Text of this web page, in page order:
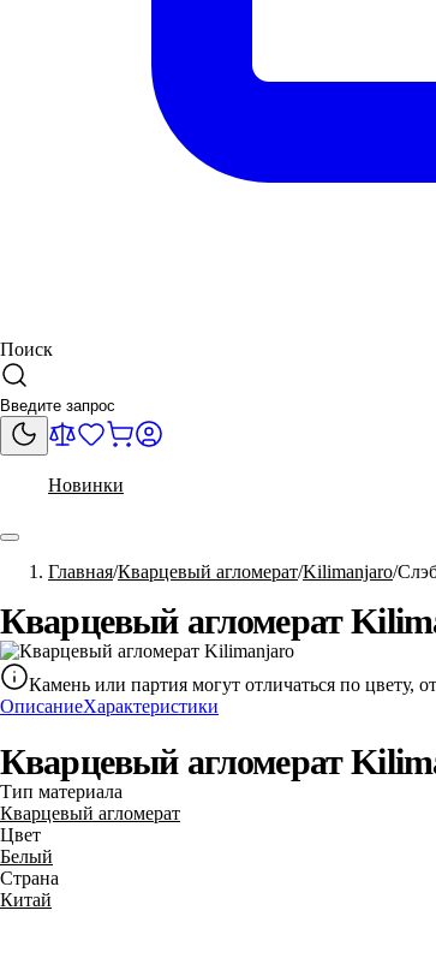
Поиск
Новинки
Главная Кварцевый агломерат Kilimanjaro
Кварцевый агломерат
Камень или партия могут отличаться по цвету,
ОписаниеХарактеристики
Кварцевый агломерат
Тип материала
Кварцевый агломерат
Цвет
Белый
Страна
Китай